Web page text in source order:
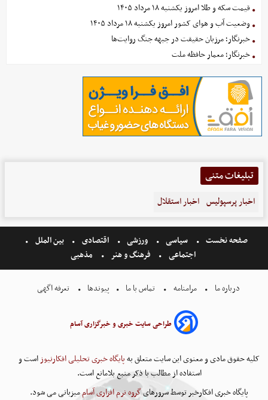
قیمت سکه و طلا امروز یکشنبه ۱۸ مرداد ۱۴۰۵
وضعیت آب و هوای کشور امروز یکشنبه ۱۸ مرداد ۱۴۰۵
خبرنگار؛ مرزبان حقیقت در جبهه جنگ روایت‌ها
خبرنگار؛ معمار حافظه ملت
تبلیغات متنی
اخبار پرسپولیس اخبار استقلال
صفحه نخست سیاسی ورزشی اقتصادی
بین الملل
اجتماعی
فرهنگ و هنر مذهبی
درباره ما مرامنامه تماس با ما پیوندها تعرفه اگهی
طراحی سایت خبری و خبرگزاری آسام
کلیه حقوق مادی و معنوی این سایت متعلق بهپایگاه خبری تحلیلی افکارنیوزاست و
استفاده از مطالب با ذکر منبع بلامانع است.
پایگاه خبری افکارخبر توسط سرورهایگروه نرم افزاری آساممیزبانی می شود.